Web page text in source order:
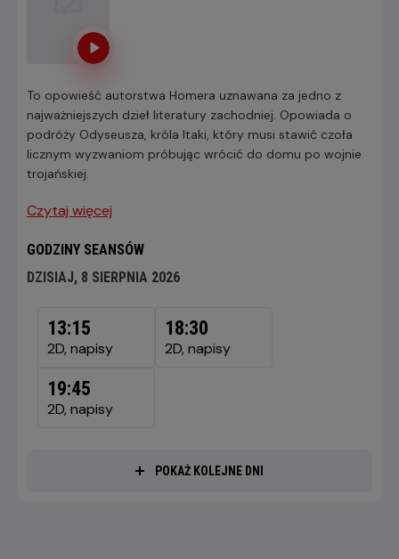
To opowieść autorstwa Homera uznawana za jedno z
najważniejszych dzieł literatury zachodniej. Opowiada o
podróży Odyseusza, króla Itaki, który musi stawić czoła
licznym wyzwaniom próbując wrócić do domu po wojnie
trojańskiej.
Czytaj więcej
GODZINY SEANSÓW
DZISIAJ, 8 SIERPNIA 2026
SIERPNIA
2026
13:15
2D, napisy
18:30
2D, napisy
19:45
2D, napisy
POKAŻ KOLEJNE DNI